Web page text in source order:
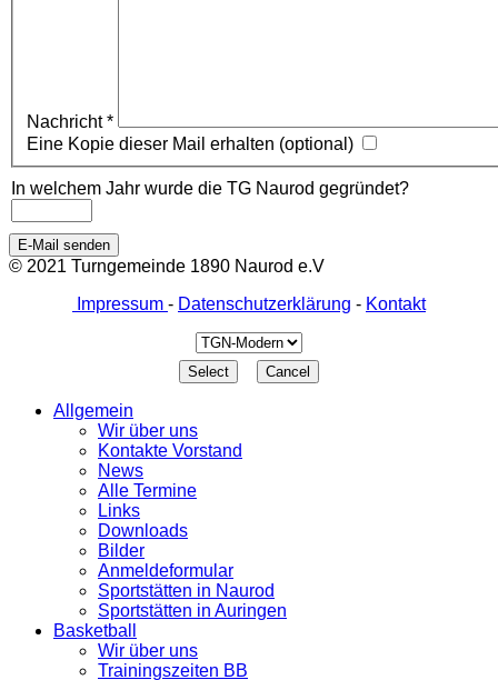
Nachricht*
Eine Kopie dieser Mail erhalten (optional)
In welchem Jahr wurde die TG Naurod gegründet?
E-Mail senden
© 2021 Turngemeinde 1890 Naurod e.V
Impressum - Datenschutzerklärung - Kontakt
Allgemein
Wir über uns
Kontakte Vorstand
News
Alle Termine
Links
Downloads
Bilder
Anmeldeformular
Sportstätten in Naurod
Sportstätten in Auringen
Basketball
Wir über uns
Trainingszeiten BB